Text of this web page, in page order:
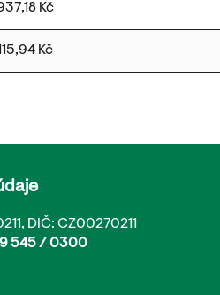
Kč
Kč
DIČ: CZ00270211
545 / 0300